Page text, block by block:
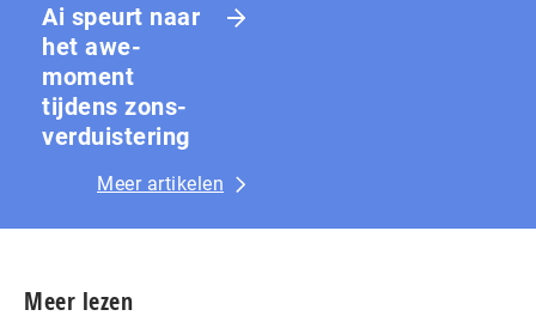
Ai speurt naar
het awe-
moment
tijdens zons­
ver­duis­te­ring
Meer artikelen
Meer lezen